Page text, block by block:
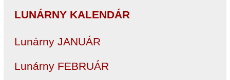
LUNÁRNY KALENDÁR
Lunárny JANUÁR
Lunárny FEBRUÁR